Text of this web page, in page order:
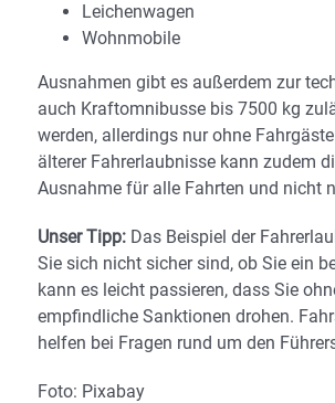
Leichenwagen
Wohnmobile
Ausnahmen gibt es außerdem zur
auch Kraftomnibusse bis 7500 kg
werden, allerdings nur ohne
älterer Fahrerlaubnisse kann zudem
Ausnahme für alle Fahrten und nicht
Unser Tipp: Das Beispiel der
Sie sich nicht sicher sind, ob Sie ein
kann es leicht passieren, dass Sie
empfindliche Sanktionen drohen.
helfen bei Fragen rund um den
Foto: Pixabay